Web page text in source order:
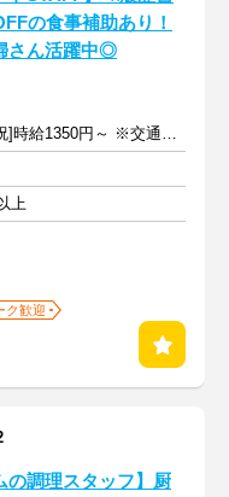
の食事補助あり！
さん活躍中◎
時給1200円～ [土日祝]時給1350円～ ※交通費支給
上
ク歓迎
の調理スタッフ】厨